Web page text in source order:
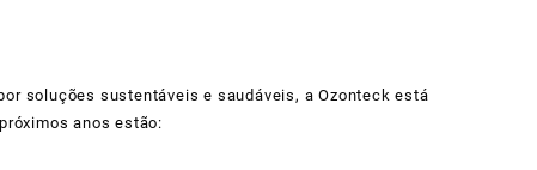
soluções sustentáveis e saudáveis, a Ozonteck está
anos estão: